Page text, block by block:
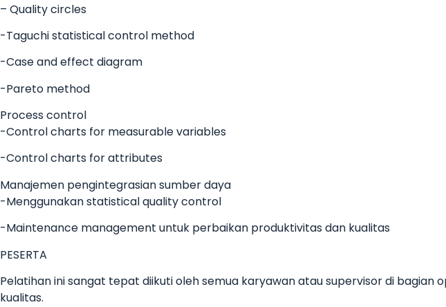
– Quality circles
-Taguchi statistical control method
-Case and effect diagram
-Pareto method
Process control
-Control charts for measurable variables
-Control charts for attributes
Manajemen pengintegrasian sumber daya
-Menggunakan statistical quality control
-Maintenance management untuk perbaikan produktivitas dan kualitas
PESERTA
Pelatihan ini sangat tepat diikuti oleh semua karyawan atau supervisor di
kualitas.